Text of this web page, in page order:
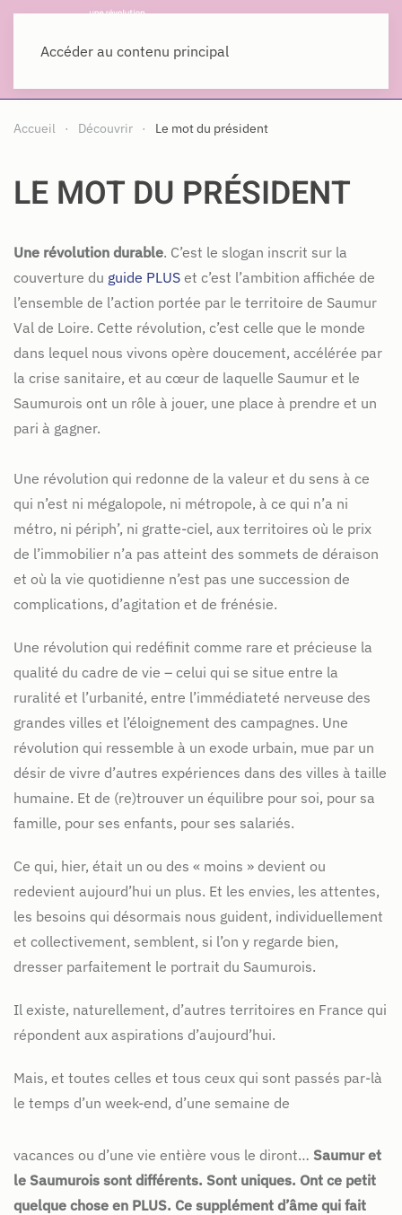
Accéder au contenu principal
Accueil Découvrir Le mot du président
LE MOT DU PRÉSIDENT
Une révolution durable. C’est le slogan inscrit sur la
couverture du guide PLUS et c’est l’ambition affichée de
l’ensemble de l’action portée par le territoire de Saumur
Val de Loire. Cette révolution, c’est celle que le monde
dans lequel nous vivons opère doucement, accélérée par
la crise sanitaire, et au cœur de laquelle Saumur et le
Saumurois ont un rôle à jouer, une place à prendre et un
pari à gagner.
Une révolution qui redonne de la valeur et du sens à ce
qui n’est ni mégalopole, ni métropole, à ce qui n’a ni
métro, ni périph’, ni gratte-ciel, aux territoires où le prix
de l’immobilier n’a pas atteint des sommets de déraison
et où la vie quotidienne n’est pas une succession de
complications, d’agitation et de frénésie.
Une révolution qui redéfinit comme rare et précieuse la
qualité du cadre de vie – celui qui se situe entre la
ruralité et l’urbanité, entre l’immédiateté nerveuse des
grandes villes et l’éloignement des campagnes. Une
révolution qui ressemble à un exode urbain, mue par un
désir de vivre d’autres expériences dans des villes à taille
humaine. Et de (re)trouver un équilibre pour soi, pour sa
famille, pour ses enfants, pour ses salariés.
Ce qui, hier, était un ou des « moins » devient ou
redevient aujourd’hui un plus. Et les envies, les attentes,
les besoins qui désormais nous guident, individuellement
et collectivement, semblent, si l’on y regarde bien,
dresser parfaitement le portrait du Saumurois.
Il existe, naturellement, d’autres territoires en France qui
répondent aux aspirations d’aujourd’hui.
Mais, et toutes celles et tous ceux qui sont passés par-là
le temps d’un week-end, d’une semaine de
vacances ou d’une vie entière vous le diront… Saumur et
le Saumurois sont différents. Sont uniques. Ont ce petit
quelque chose en PLUS. Ce supplément d’âme qui fait